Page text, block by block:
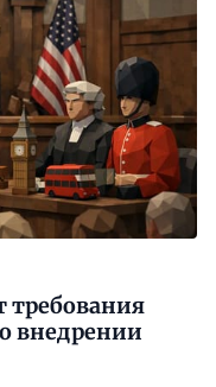
требования
внедрении